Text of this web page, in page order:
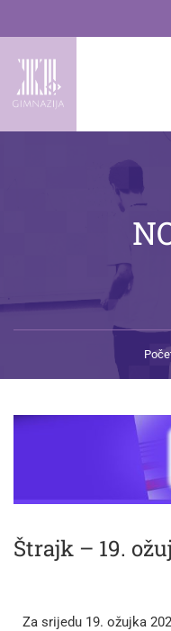
Štrajk – 19.
Za srijedu 19. ožujka